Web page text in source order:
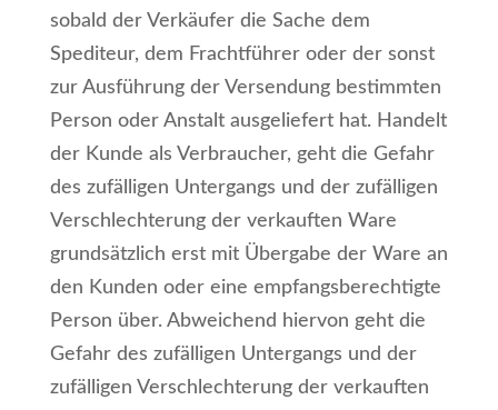
sobald der Verkäufer die Sache dem
Spediteur, dem Frachtführer oder der sonst
zur Ausführung der Versendung bestimmten
Person oder Anstalt ausgeliefert hat. Handelt
der Kunde als Verbraucher, geht die Gefahr
des zufälligen Untergangs und der zufälligen
Verschlechterung der verkauften Ware
grundsätzlich erst mit Übergabe der Ware an
den Kunden oder eine empfangsberechtigte
Person über. Abweichend hiervon geht die
Gefahr des zufälligen Untergangs und der
zufälligen Verschlechterung der verkauften